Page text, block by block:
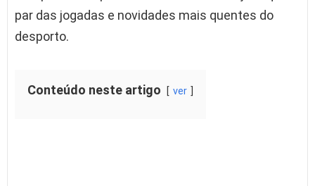
par das jogadas e novidades mais quentes do
desporto.
Conteúdo neste artigo ver